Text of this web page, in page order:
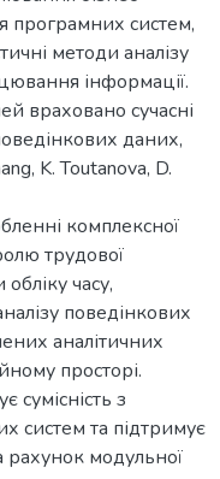
програмних систем,
методи аналізу
інформації.
враховано сучасні
даних,
K. Toutanova, D.
комплексної
трудової
часу,
поведінкових
аналітичних
просторі.
сумісність з
систем та підтримує
рахунок модульної